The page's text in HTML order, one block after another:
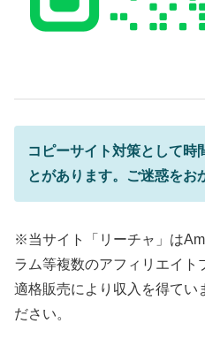
コピーサイト対策として時
とがあります。ご迷惑をお
※当サイト「リーチャ」は
ラム等複数のアフィリエイト
適格販売により収入を得てい
ださい。